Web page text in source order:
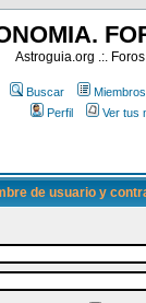
Astroguia.org .:.
Buscar Miembros
Perfil
Ver tus
de usuario y